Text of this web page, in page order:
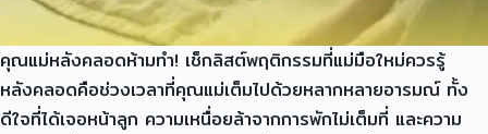
คุณแม่หลังคลอดห้ามทำ! เช็กลิสต์พฤติกรรมที่แม่มือใหม่ควรรู้
หลังคลอดคือช่วงเวลาที่คุณแม่เต็มไปด้วยหลากหลายอารมณ์ ทั้ง
ดีใจที่ได้เจอหน้าลูก ความเหนื่อยล้าจากการพักไม่เต็มที่ และความ